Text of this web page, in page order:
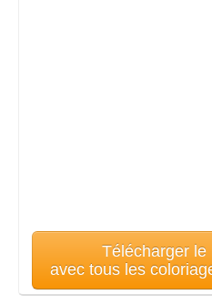
Télécharger le
avec tous les